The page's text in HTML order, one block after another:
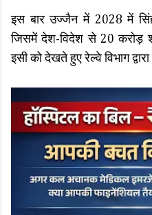
इस बार उज्जैन में 2028 में
जिसमें देश-विदेश से 20 करोड़
इसी को देखते हुए रेल्वे विभाग